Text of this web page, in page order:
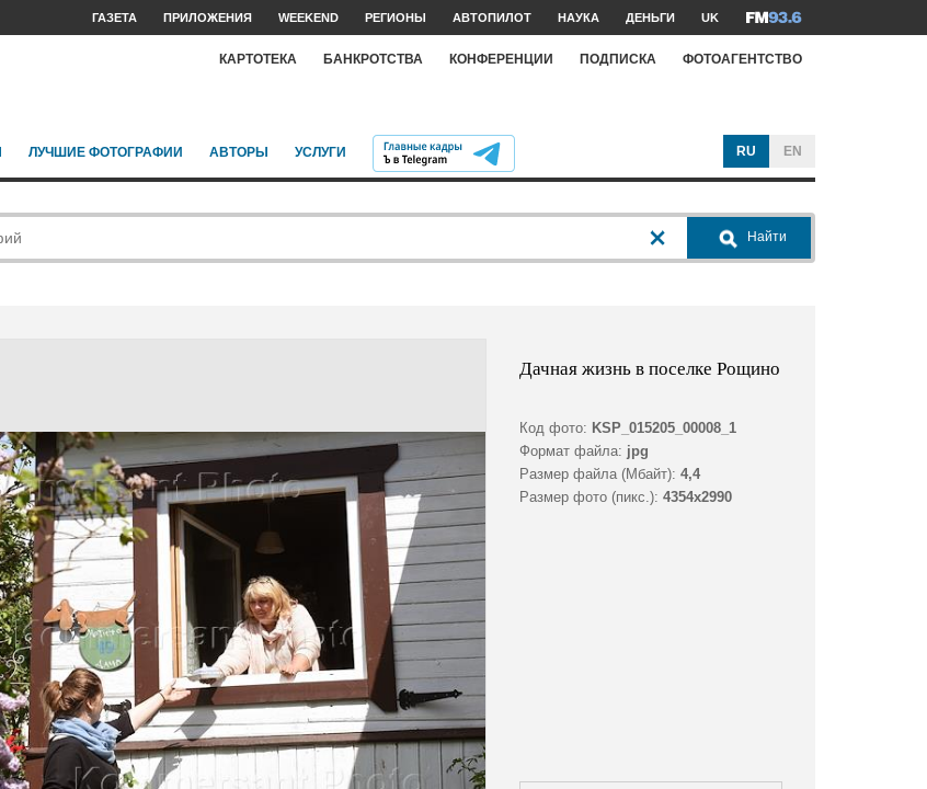
ГАЗЕТА ПРИЛОЖЕНИЯ WEEKEND РЕГИОНЫ АВТОПИЛОТ НАУКА ДЕНЬГИ UK
КАРТОТЕКА БАНКРОТСТВА КОНФЕРЕНЦИИ ПОДПИСКА ФОТОАГЕНТСТВО
ЛУЧШИЕ ФОТОГРАФИИ АВТОРЫ УСЛУГИ RU EN
Найти
Дачная жизнь в поселке Рощино
Код фото: KSP_015205_00008_1
Формат файла: jpg
Размер файла (Мбайт): 4,4
Размер фото (пикс.): 4354x2990